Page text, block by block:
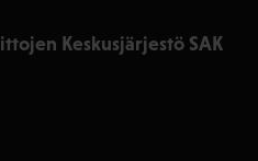
Keskusjärjestö SAK